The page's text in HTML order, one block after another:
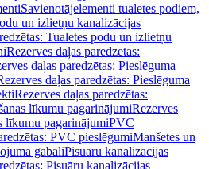
Savienotājelementi tualetes podiem,
un izlietņu kanalizācijas
Tualetes podu un izlietņu
Rezerves daļas paredzētas:
daļas paredzētas: Pieslēguma
daļas paredzētas: Pieslēguma
Rezerves daļas paredzētas:
līkumu pagarinājumiRezerves
līkumu pagarinājumiPVC
PVC pieslēgumiManšetes un
gabaliPisuāru kanalizācijas
Pisuāru kanalizācijas